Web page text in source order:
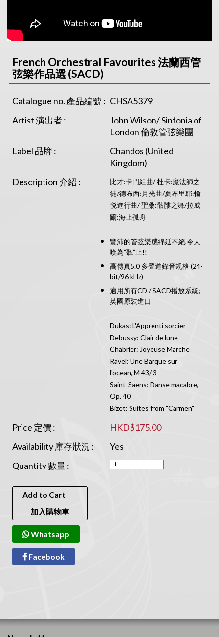
French Orchestral Favourites 法蘭西管
弦樂作品選 (SACD)
Catalogue no. 產品編號 : CHSA5379
Artist 演出者 :
John Wilson/ Sinfonia of
London 倫敦管弦樂團
Label 品牌 :
Chandos (United
Kingdom)
Description 介紹 :
比才:卡門組曲/ 杜卡:魔法師之
徒/德布西:月光曲/夏布里耶:愉
悦進行曲/ 聖桑:骷髏之舞/拉威
爾:海上孤舟
豐沛的管弦樂感綿延不絕,令人
嘆為”聽”止!!
高傳真5.0 多聲道錄音规格 (24-
bit/96 kHz)
適用所有CD / SACD播放系統;
英國原裝進口
Dukas: L'Apprenti sorcier
Debussy: Clair de lune
Chabrier: Joyeuse Marche
Ravel: Une Barque sur
l'ocean, M 43/ 3
Saint-Saens: Danse macabre,
Op. 40
Bizet: Suites from "Carmen"
Price 定價 :
HKD$175.00
Availability 庫存狀況 :
Yes
Quantity 數量 :
Add to Cart
加入購物車
Whatsapp
Facebook